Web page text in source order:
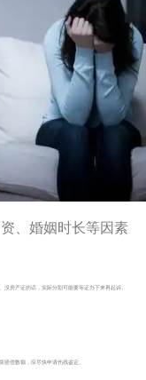
、婚姻时长等因素
房产证的话，实际分割可能要等证办下来再起诉。
偿数额，应尽快申请伤残鉴定。